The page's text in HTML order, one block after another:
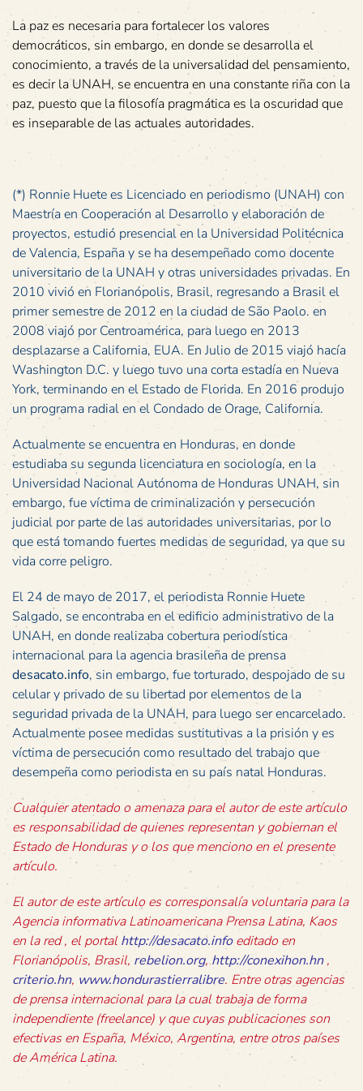
La paz es necesaria para fortalecer los valores
democráticos, sin embargo, en donde se desarrolla el
conocimiento, a través de la universalidad del pensamiento,
es decir la UNAH, se encuentra en una constante riña con la
paz, puesto que la filosofía pragmática es la oscuridad que
es inseparable de las actuales autoridades.
(*) Ronnie Huete es Licenciado en periodismo (UNAH) con
Maestría en Cooperación al Desarrollo y elaboración de
proyectos, estudió presencial en la Universidad Politécnica
de Valencia, España y se ha desempeñado como docente
universitario de la UNAH y otras universidades privadas. En
2010 vivió en Florianópolis, Brasil, regresando a Brasil el
primer semestre de 2012 en la ciudad de São Paolo. en
2008 viajó por Centroamérica, para luego en 2013
desplazarse a California, EUA. En Julio de 2015 viajó hacía
Washington D.C. y luego tuvo una corta estadía en Nueva
York, terminando en el Estado de Florida. En 2016 produjo
un programa radial en el Condado de Orage, California.
Actualmente se encuentra en Honduras, en donde
estudiaba su segunda licenciatura en sociología, en la
Universidad Nacional Autónoma de Honduras UNAH, sin
embargo, fue víctima de criminalización y persecución
judicial por parte de las autoridades universitarias, por lo
que está tomando fuertes medidas de seguridad, ya que su
vida corre peligro.
El 24 de mayo de 2017, el periodista Ronnie Huete
Salgado, se encontraba en el edificio administrativo de la
UNAH, en donde realizaba cobertura periodística
internacional para la agencia brasileña de prensa
desacato.info, sin embargo, fue torturado, despojado de su
celular y privado de su libertad por elementos de la
seguridad privada de la UNAH, para luego ser encarcelado.
Actualmente posee medidas sustitutivas a la prisión y es
víctima de persecución como resultado del trabajo que
desempeña como periodista en su país natal Honduras.
Cualquier atentado o amenaza para el autor de este artículo
es responsabilidad de quienes representan y gobiernan el
Estado de Honduras y o los que menciono en el presente
artículo.
El autor de este artículo es corresponsalía voluntaria para la
Agencia informativa Latinoamericana Prensa Latina, Kaos
en la red , el portal http://desacato.infoeditado en
Florianópolis, Brasil, rebelion.org,http://conexihon.hn,
criterio.hn, www.hondurastierralibre. Entre otras agencias
de prensa internacional para la cual trabaja de forma
independiente (freelance) y que cuyas publicaciones son
efectivas en España, México, Argentina, entre otros países
de América Latina.